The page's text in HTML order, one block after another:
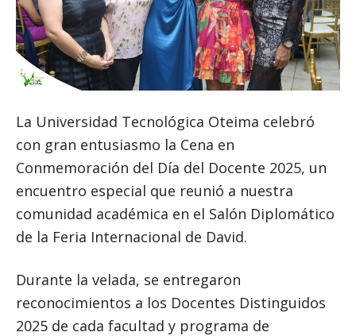
La Universidad Tecnológica Oteima celebró
con gran entusiasmo la Cena en
Conmemoración del Día del Docente 2025, un
encuentro especial que reunió a nuestra
comunidad académica en el Salón Diplomático
de la Feria Internacional de David.
Durante la velada, se entregaron
reconocimientos a los Docentes Distinguidos
2025 de cada facultad y programa de